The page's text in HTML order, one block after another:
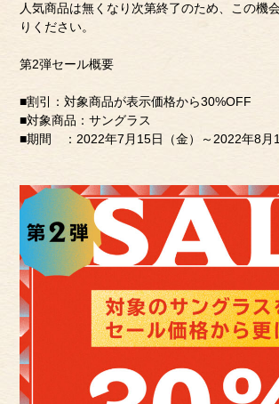
人気商品は無くなり次第終了のため、この機
りください。
第2弾セール概要
■割引：対象商品が表示価格から30%OFF
■対象商品：サングラス
■期間 ：2022年7月15日（金）～2022年8月